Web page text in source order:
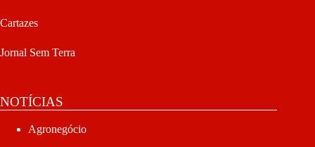
Cartazes
Jornal Sem Terra
NOTÍCIAS
Agronegócio